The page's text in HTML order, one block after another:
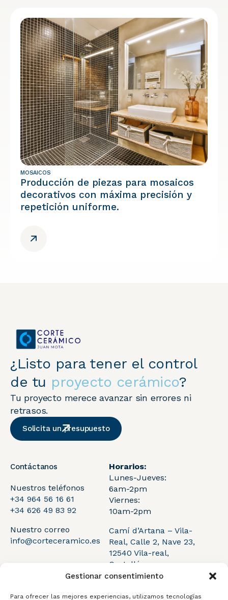
Gestionar consentimiento
Para ofrecer las mejores experiencias, utilizamos tecnologías
MOSAICOS
Producción de piezas para mosaicos
decorativos con máxima precisión y
repetición uniforme.
¿Listo para tener el control
de tu proyecto cerámico?
Tu proyecto merece avanzar sin errores ni
retrasos.
Solicita un presupuesto
Contáctanos
Nuestros teléfonos
+34 964 56 16 61
+34 626 49 83 92
Nuestro correo
info@corteceramico.es
Horarios:
Lunes-Jueves:
6am-2pm
Viernes:
10am-2pm
Camí d’Artana – Vila-
Real, Calle 2, Nave 23,
12540 Vila-real,
Castellón